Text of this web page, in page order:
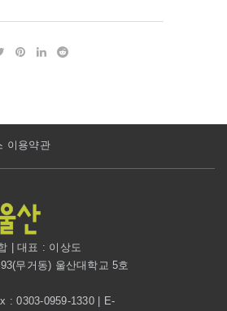
이용약관
| 대표 : 이상도
무거동) 울산대학교 5호
: 0303-0959-1330 | E-